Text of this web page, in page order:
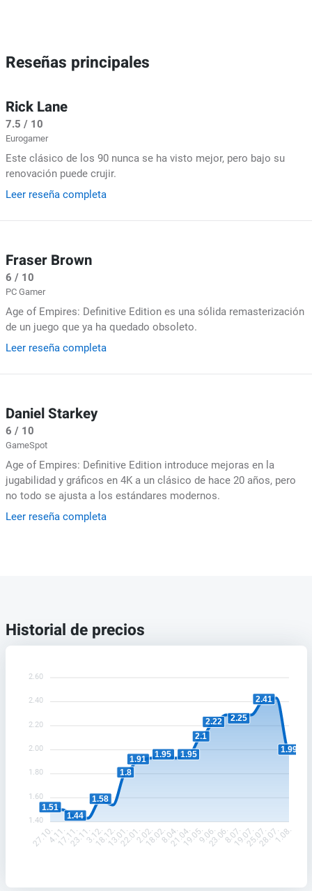
Reseñas principales
Rick Lane
7.5 / 10
Eurogamer
Este clásico de los 90 nunca se ha visto mejor, pero bajo su
renovación puede crujir.
Leer reseña completa
Fraser Brown
6 / 10
PC Gamer
Age of Empires: Definitive Edition es una sólida remasterización
de un juego que ya ha quedado obsoleto.
Leer reseña completa
Daniel Starkey
6 / 10
GameSpot
Age of Empires: Definitive Edition introduce mejoras en la
jugabilidad y gráficos en 4K a un clásico de hace 20 años, pero
no todo se ajusta a los estándares modernos.
Leer reseña completa
Historial de precios
2.60
2.40
2.20
2.00
1.80
1.60
1.40
1.51
1.44
1.58
1.8
1.91 1.95 1.95
2.1
2.22 2.25
2.41
1.99
27.10.4.11.17.11.23.11.3.12.18.12.13.01.22.01.2.02.18.02.8.04.21.04.19.05.9.06.23.06.8.07.19.07.25.07.28.07.1.08.